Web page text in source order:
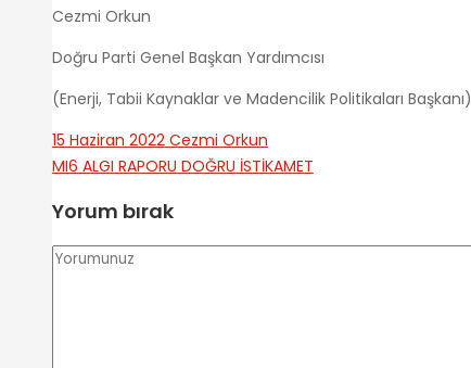
Cezmi Orkun
Doğru Parti Genel Başkan Yardımcısı
(Enerji, Tabii Kaynaklar ve Madencilik Politikaları Başkanı)
15 Haziran 2022Cezmi Orkun
MI6 ALGI RAPORU DOĞRU İSTİKAMET
Yorum bırak